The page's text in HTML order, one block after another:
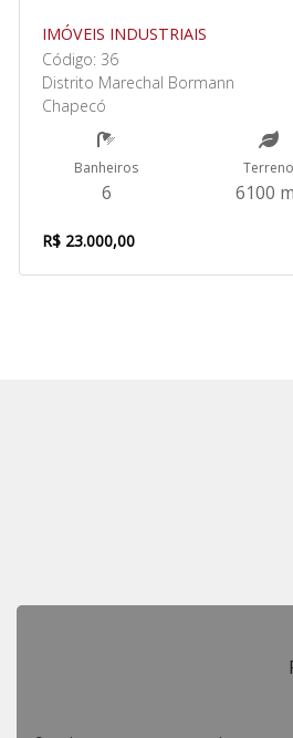
IMÓVEIS INDUSTRIAIS
Código: 36
Distrito Marechal Bormann
Chapecó
Banheiros
6
Terreno
6100
R$ 23.000,00